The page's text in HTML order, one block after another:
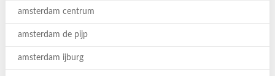
amsterdam centrum
amsterdam de pijp
amsterdam ijburg